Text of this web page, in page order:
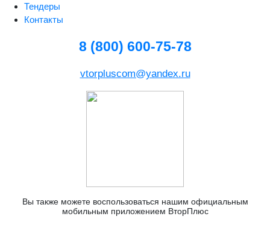
Тендеры
Контакты
8 (800) 600-75-78
vtorpluscom@yandex.ru
Вы также можете воспользоваться нашим официальным
мобильным приложением ВторПлюс